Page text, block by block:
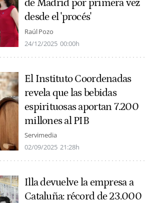
de Madrid por primera vez
desde el 'procés'
Raúl Pozo
24/12/2025 00:00h
El Instituto Coordenadas
revela que las bebidas
espirituosas aportan 7.200
millones al PIB
Servimedia
02/09/2025 21:28h
Illa devuelve la empresa a
Cataluña: récord de 23.000